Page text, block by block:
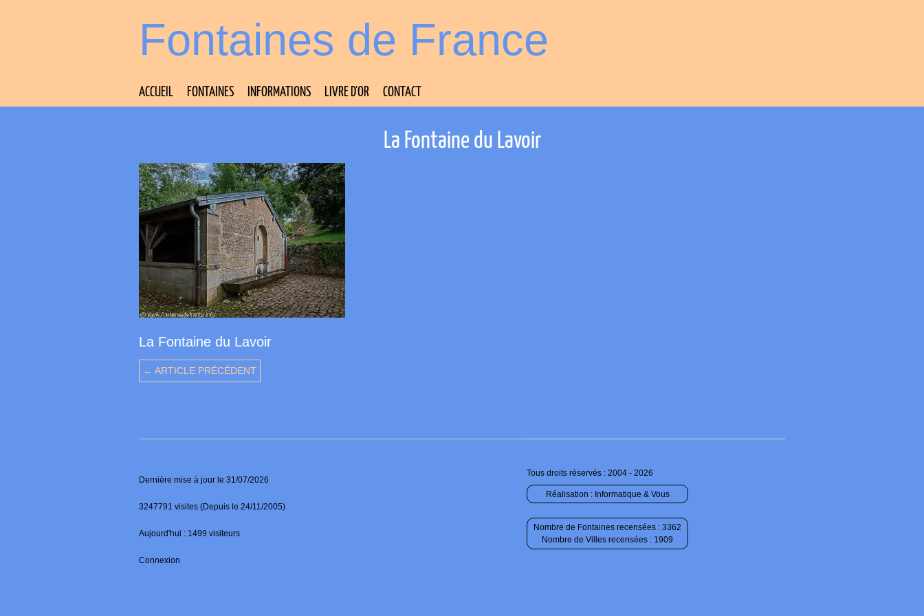
Fontaines de France
ACCUEIL FONTAINES INFORMATIONS LIVRE D’OR CONTACT
La Fontaine du Lavoir
La Fontaine du Lavoir
← ARTICLE PRÉCÉDENT
Dernière mise à jour le 31/07/2026
3247791 visites (Depuis le 24/11/2005)
Aujourd'hui : 1499 visiteurs
Connexion
Tous droits réservés : 2004 - 2026
Réalisation : Informatique & Vous
Nombre de Fontaines recensées : 3362
Nombre de Villes recensées : 1909